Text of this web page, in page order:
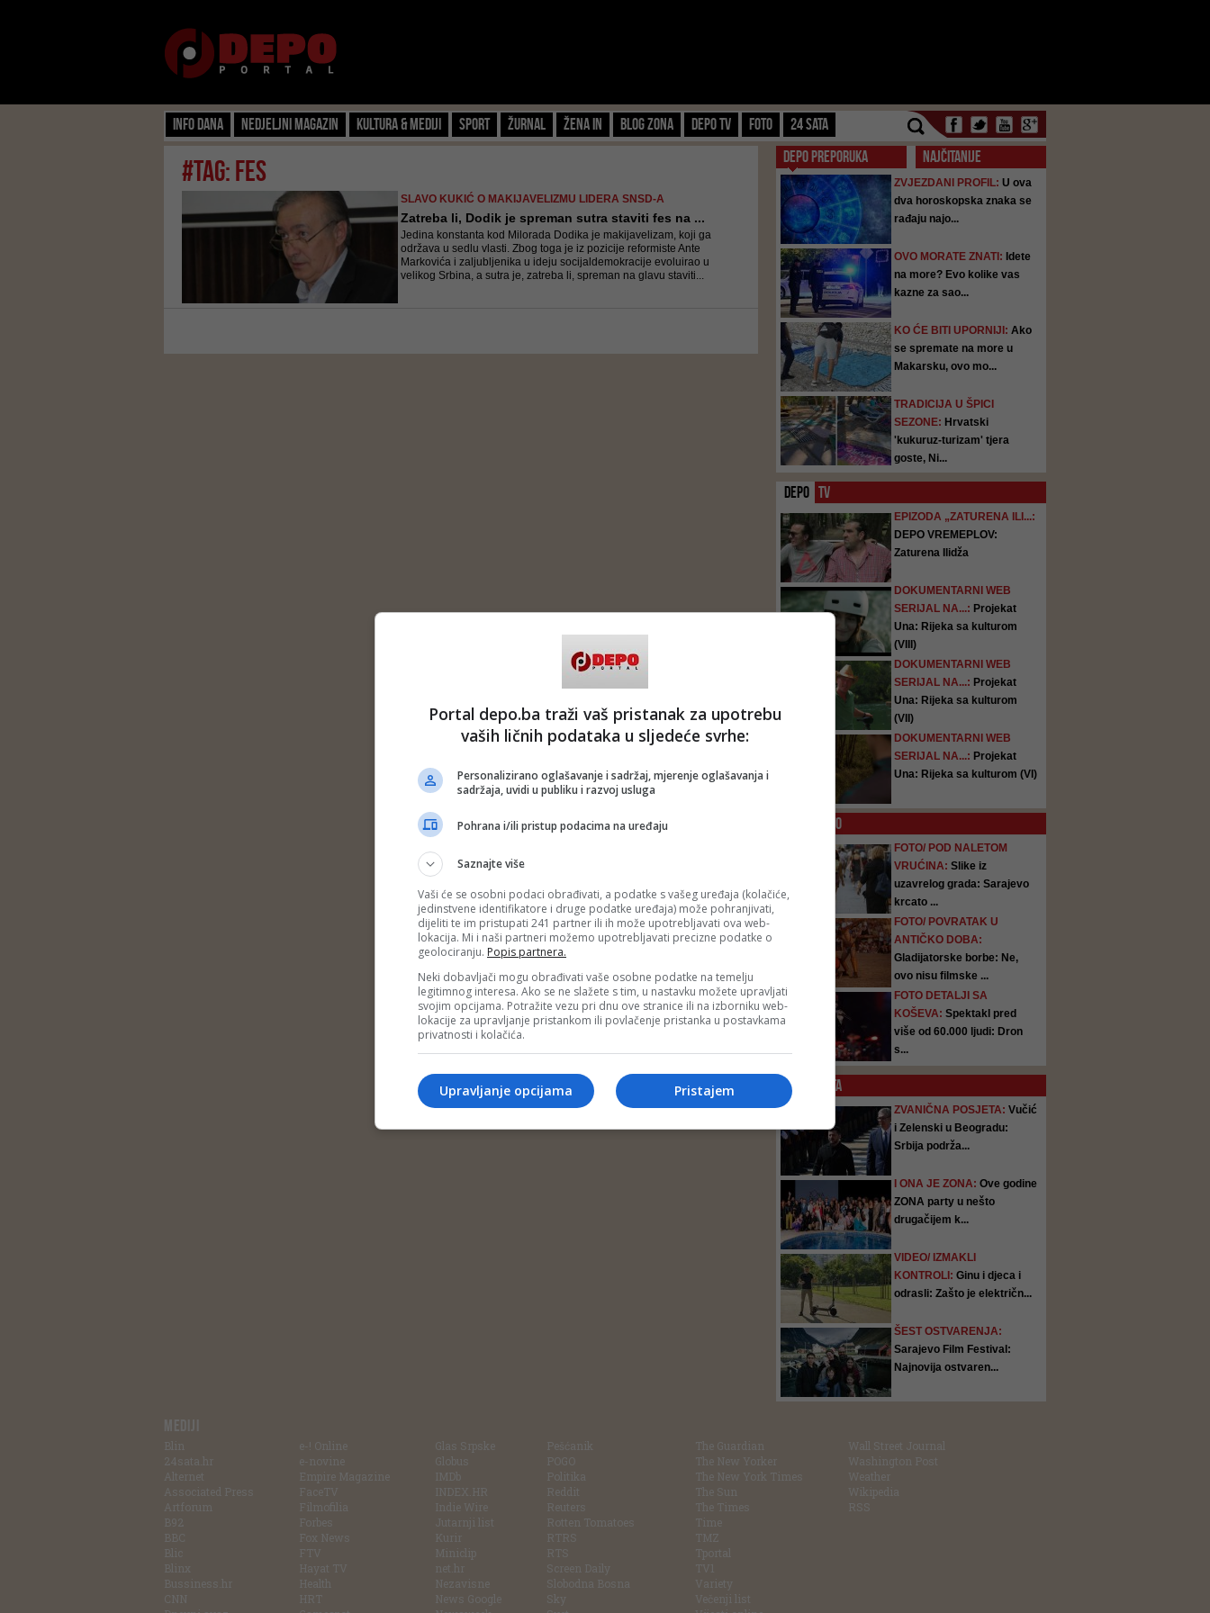
Info dana Nedjeljni magazin Kultura & Mediji Sport Žurnal Žena IN Blog zona Depo TV FOTO 24 SATA
#tag: fes
SLAVO KUKIĆ O MAKIJAVELIZMU LIDERA SNSD-A
Zatreba li, Dodik je spreman sutra staviti fes na ...
Jedina konstanta kod Milorada Dodika je makijavelizam, koji ga
održava u sedlu vlasti. Zbog toga je iz pozicije reformiste Ante
Markovića i zaljubljenika u ideju socijaldemokracije evoluirao u
velikog Srbina, a sutra je, zatreba li, spreman na glavu staviti...
DEPO PREPORUKA NAJČITANIJE
ZVJEZDANI PROFIL: U ova
dva horoskopska znaka se
rađaju najo...
OVO MORATE ZNATI: Idete
na more? Evo kolike vas
kazne za sao...
KO ĆE BITI UPORNIJI: Ako
se spremate na more u
Makarsku, ovo mo...
TRADICIJA U ŠPICI
SEZONE: Hrvatski
'kukuruz-turizam' tjera
goste, Ni...
DEPO TV
EPIZODA „ZATURENA ILI...:
DEPO VREMEPLOV:
Zaturena Ilidža
DOKUMENTARNI WEB
SERIJAL NA...: Projekat
Una: Rijeka sa kulturom
(VIII)
DOKUMENTARNI WEB
SERIJAL NA...: Projekat
Una: Rijeka sa kulturom
(VII)
DOKUMENTARNI WEB
SERIJAL NA...: Projekat
Una: Rijeka sa kulturom (VI)
FOTO
FOTO/ POD NALETOM
VRUĆINA: Slike iz
uzavrelog grada: Sarajevo
krcato ...
FOTO/ POVRATAK U
ANTIČKO DOBA:
Gladijatorske borbe: Ne,
ovo nisu filmske ...
FOTO DETALJI SA
KOŠEVA: Spektakl pred
više od 60.000 ljudi: Dron
s...
24 SATA
ZVANIČNA POSJETA: Vučić
i Zelenski u Beogradu:
Srbija podrža...
I ONA JE ZONA: Ove godine
ZONA party u nešto
drugačijem k...
VIDEO/ IZMAKLI
KONTROLI: Ginu i djeca i
odrasli: Zašto je električn...
ŠEST OSTVARENJA:
Sarajevo Film Festival:
Najnovija ostvaren...
MEDIJI
Blin
24sata.hr
Alternet
Associated Press
Artforum
B92
BBC
Blic
Blinx
Bussiness.hr
CNN
e-! Online
e-novine
Empire Magazine
FaceTV
Filmofilia
Forbes
Fox News
FTV
Hayat TV
Health
HRT
Glas Srpske
Globus
IMDb
INDEX.HR
Indie Wire
Jutarnji list
Kurir
Miniclip
net.hr
Nezavisne
News Google
Pešćanik
POGO
Politika
Reddit
Reuters
Rotten Tomatoes
RTRS
RTS
Screen Daily
Slobodna Bosna
Sky
The Guardian
The New Yorker
The New York Times
The Sun
The Times
Time
TMZ
Tportal
TV1
Variety
Večenji list
Wall Street Journal
Washington Post
Weather
Wikipedia
RSS
Portal depo.ba traži vaš pristanak za upotrebu
vaših ličnih podataka u sljedeće svrhe:
Personalizirano oglašavanje i sadržaj, mjerenje oglašavanja i
sadržaja, uvidi u publiku i razvoj usluga
Pohrana i/ili pristup podacima na uređaju
Saznajte više
Vaši će se osobni podaci obrađivati, a podatke s vašeg uređaja (kolačiće,
jedinstvene identifikatore i druge podatke uređaja) može pohranjivati,
dijeliti te im pristupati 241 partner ili ih može upotrebljavati ova web-
lokacija. Mi i naši partneri možemo upotrebljavati precizne podatke o
geolociranju. Popis partnera.
Neki dobavljači mogu obrađivati vaše osobne podatke na temelju
legitimnog interesa. Ako se ne slažete s tim, u nastavku možete upravljati
svojim opcijama. Potražite vezu pri dnu ove stranice ili na izborniku web-
lokacije za upravljanje pristankom ili povlačenje pristanka u postavkama
privatnosti i kolačića.
Pristajem
Upravljanje opcijama